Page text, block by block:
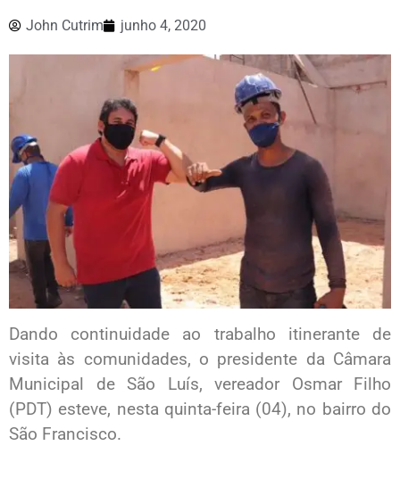
John Cutrim junho 4, 2020
Dando continuidade ao trabalho itinerante de
visita às comunidades, o presidente da Câmara
Municipal de São Luís, vereador Osmar Filho
(PDT) esteve, nesta quinta-feira (04), no bairro do
São Francisco.